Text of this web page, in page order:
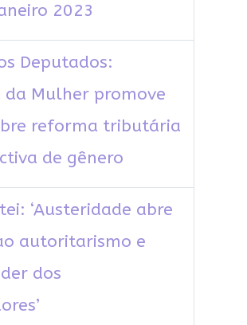
2023
Deputados:
da Mulher promove
reforma tributária
de gênero
‘Austeridade abre
autoritarismo e
dos